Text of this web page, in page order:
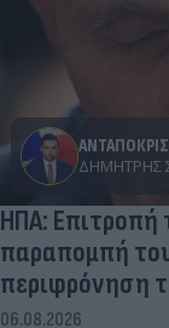
ΔΗΜΉΤΡΗΣ
ΗΠΑ: Επιτροπή
παραπομπή
περιφρόνηση
06.08.2026